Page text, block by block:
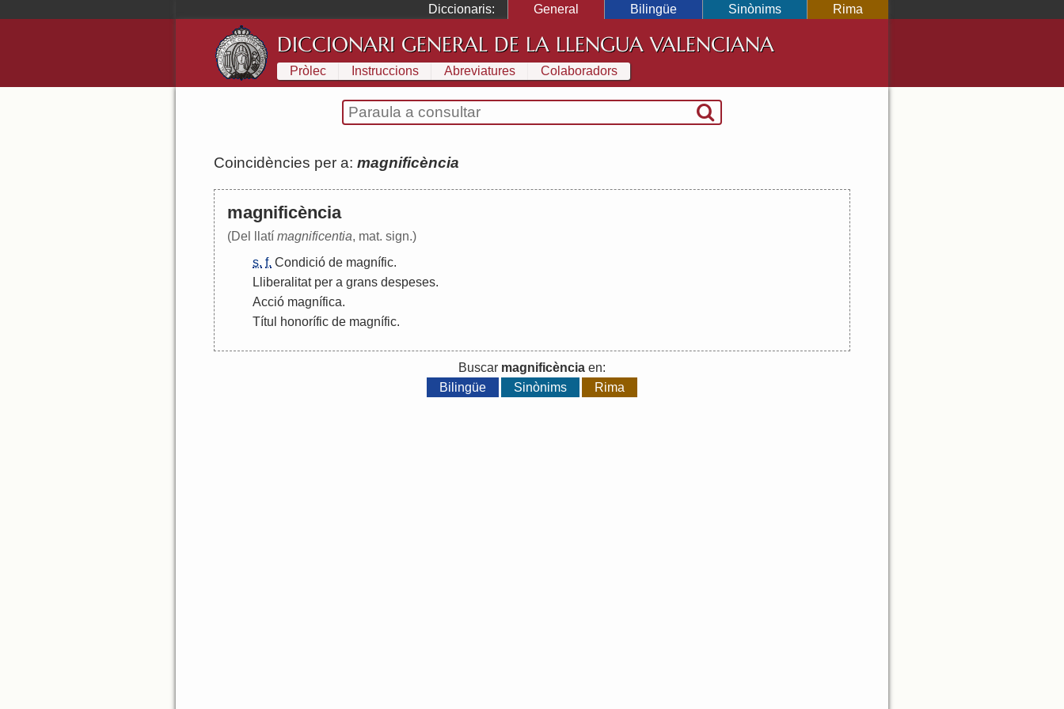
Diccionaris: General Bilingüe Sinònims Rima
DICCIONARI GENERAL DE LA LLENGUA VALENCIANA
Pròlec Instruccions Abreviatures Colaboradors
Coincidències per a: magnificència
magnificència
(Del llatí magnificentia, mat. sign.)
s. f. Condició de magnífic.
Lliberalitat per a grans despeses.
Acció magnífica.
Títul
honorífic de magnífic.
Buscar magnificència en:
Bilingüe
Sinònims Rima